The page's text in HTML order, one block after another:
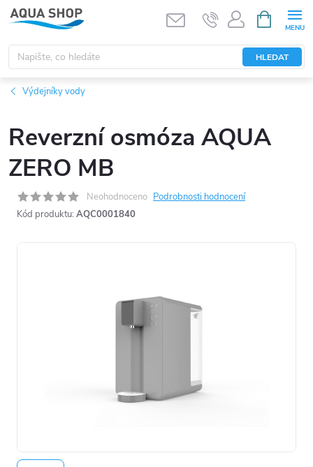
Přejít
na
obsah
HLEDAT
NÁKUPNÍ
KOŠÍK
Výdejníky vody
Reverzní osmóza AQUA
ZERO MB
Neohodnoceno Podrobnosti hodnocení
Kód produktu: AQC0001840